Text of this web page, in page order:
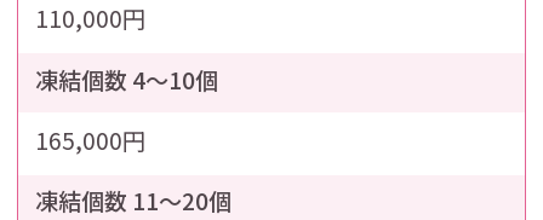
110,000円
凍結個数 4～10個
165,000円
凍結個数 11～20個